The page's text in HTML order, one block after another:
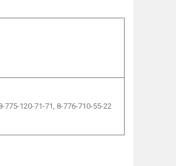
120-71-71, 8-776-710-55-22